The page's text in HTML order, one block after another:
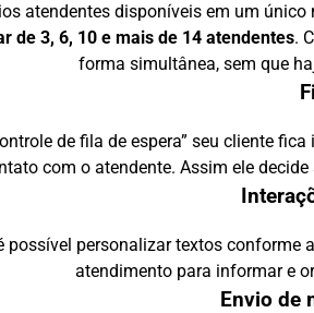
atendentes disponíveis em um
de 3, 6, 10 e mais de 14 atendentes.
forma simultânea, sem que
de fila de espera” seu cliente
com o atendente. Assim ele
possível personalizar textos conforme
atendimento para informar e
Envio de